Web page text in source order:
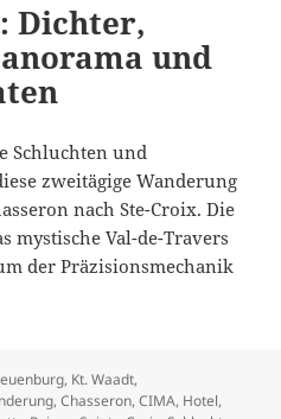
Dichter,
und
Schluchten und
zweitägige Wanderung
nach Ste-Croix. Die
mystische Val-de-Travers
der Präzisionsmechanik
Schluchten, Panorama
, Kt. Waadt,
,Chasseron,CIMA, Hotel,